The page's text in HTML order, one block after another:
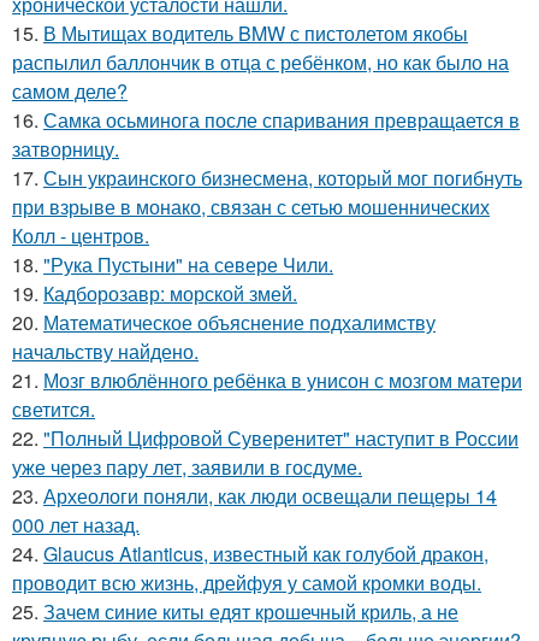
15. В Мытищах водитель BMW с пистолетом якобы
распылил баллончик в отца с ребёнком, но как было на
самом деле?
16. Самка осьминога после спаривания превращается в
затворницу.
17. Сын украинского бизнесмена, который мог погибнуть
при взрыве в монако, связан с сетью мошеннических
Колл - центров.
18. "Рука Пустыни" на севере Чили.
19. Кадборозавр: морской змей.
20. Математическое объяснение подхалимству
начальству найдено.
21. Мозг влюблённого ребёнка в унисон с мозгом матери
светится.
22. "Полный Цифровой Суверенитет" наступит в России
уже через пару лет, заявили в госдуме.
23. Археологи поняли, как люди освещали пещеры 14
000 лет назад.
24. Glaucus Atlanticus, известный как голубой дракон,
проводит всю жизнь, дрейфуя у самой кромки воды.
25. Зачем синие киты едят крошечный криль, а не